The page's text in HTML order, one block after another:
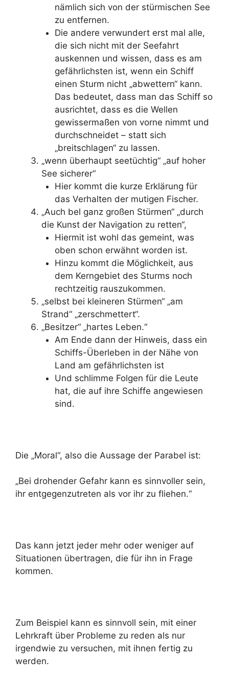
nämlich sich von der stürmischen See
zu entfernen.
Die andere verwundert erst mal alle,
die sich nicht mit der Seefahrt
auskennen und wissen, dass es am
gefährlichsten ist, wenn ein Schiff
einen Sturm nicht „abwettern“ kann.
Das bedeutet, dass man das Schiff so
ausrichtet, dass es die Wellen
gewissermaßen von vorne nimmt und
durchschneidet – statt sich
„breitschlagen“ zu lassen.
„wenn überhaupt seetüchtig“ „auf hoher
See sicherer“
Hier kommt die kurze Erklärung für
das Verhalten der mutigen Fischer.
„Auch bel ganz großen Stürmen“ „durch
die Kunst der Navigation zu retten“,
Hiermit ist wohl das gemeint, was
oben schon erwähnt worden ist.
Hinzu kommt die Möglichkeit, aus
dem Kerngebiet des Sturms noch
rechtzeitig rauszukommen.
„selbst bei kleineren Stürmen“ „am
Strand“ „zerschmettert“.
„Besitzer“ „hartes Leben.“
Am Ende dann der Hinweis, dass ein
Schiffs-Überleben in der Nähe von
Land am gefährlichsten ist
Und schlimme Folgen für die Leute
hat, die auf ihre Schiffe angewiesen
sind.
Die „Moral“, also die Aussage der Parabel ist:
„Bei drohender Gefahr kann es sinnvoller sein,
ihr entgegenzutreten als vor ihr zu fliehen.“
Das kann jetzt jeder mehr oder weniger auf
Situationen übertragen, die für ihn in Frage
kommen.
Zum Beispiel kann es sinnvoll sein, mit einer
Lehrkraft über Probleme zu reden als nur
irgendwie zu versuchen, mit ihnen fertig zu
werden.